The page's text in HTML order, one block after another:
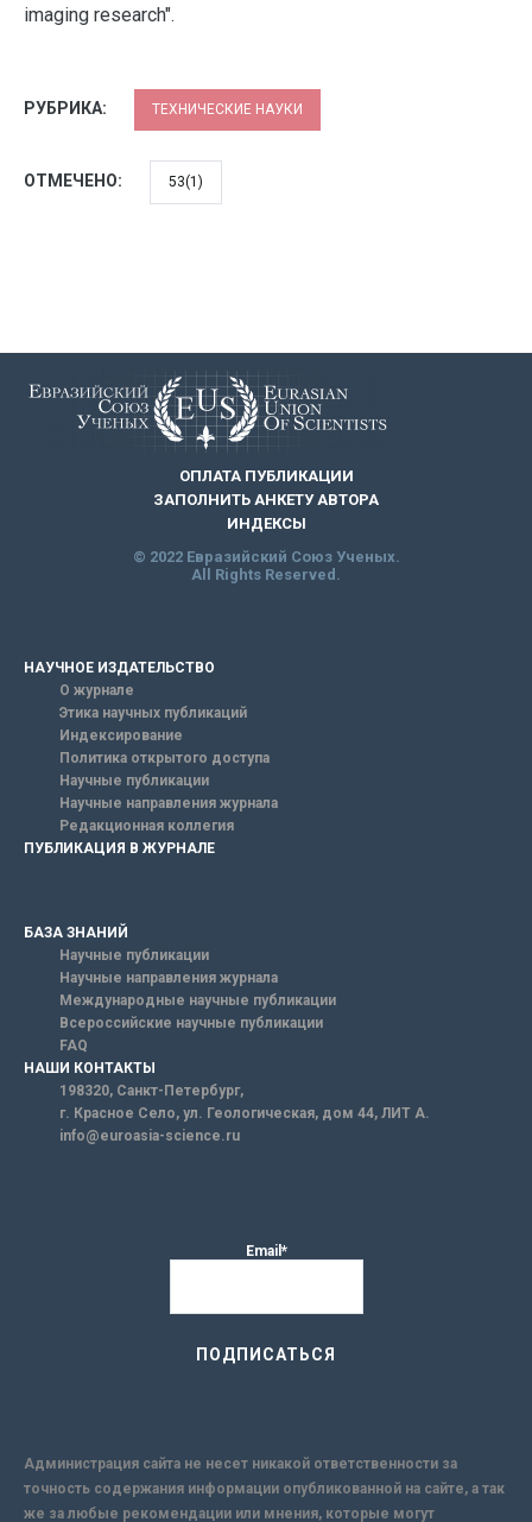
imaging research".
РУБРИКА: ТЕХНИЧЕСКИЕ НАУКИ
ОТМЕЧЕНО: 53(1)
ОПЛАТА ПУБЛИКАЦИИ
ЗАПОЛНИТЬ АНКЕТУ АВТОРА
ИНДЕКСЫ
© 2022 Евразийский Союз Ученых.
All Rights Reserved.
НАУЧНОЕ ИЗДАТЕЛЬСТВО
О журнале
Этика научных публикаций
Индексирование
Политика открытого доступа
Научные публикации
Научные направления журнала
Редакционная коллегия
ПУБЛИКАЦИЯ В ЖУРНАЛЕ
БАЗА ЗНАНИЙ
Научные публикации
Научные направления журнала
Международные научные публикации
Всероссийские научные публикации
FAQ
НАШИ КОНТАКТЫ
198320, Санкт-Петербург,
г. Красное Село, ул. Геологическая, дом 44, ЛИТ А.
info@euroasia-science.ru
Email*
Администрация сайта не несет никакой ответственности за
точность содержания информации опубликованной на сайте, а так
же за любые рекомендации или мнения, которые могут